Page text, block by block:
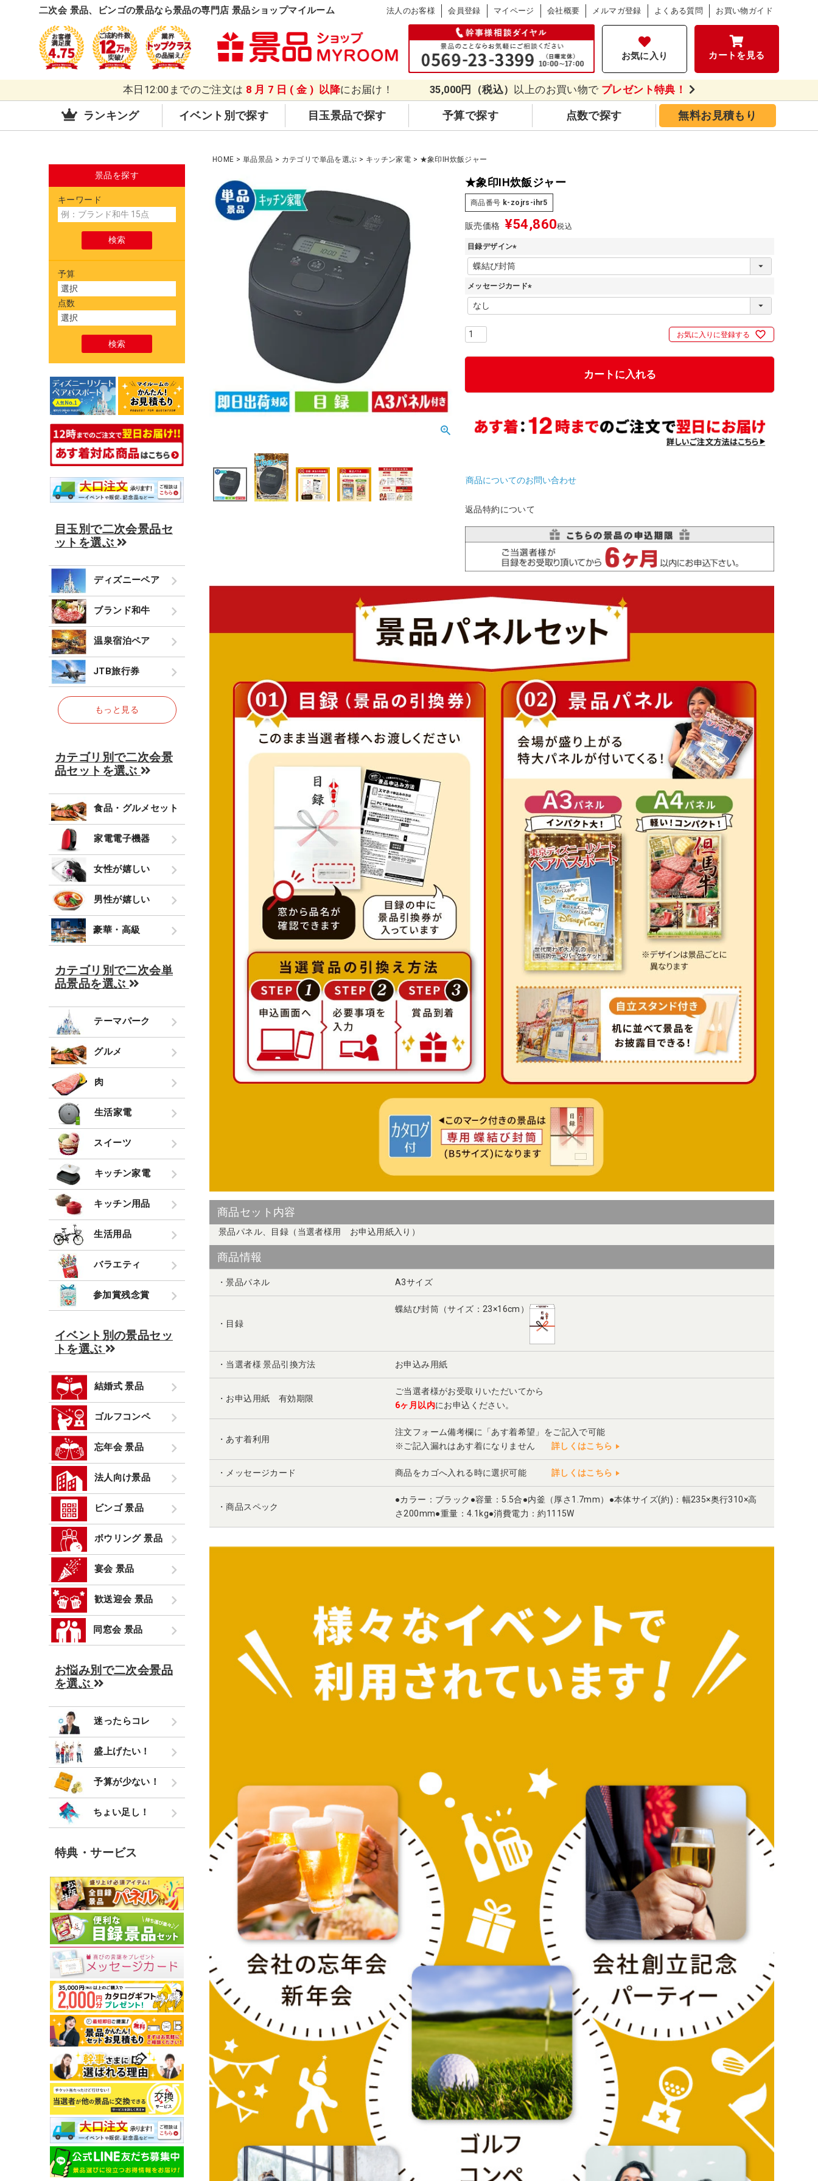
二次会 景品、ビンゴの景品なら景品の専門店 景品ショップマイルーム 法人のお客様 会員登録 マイページ 会社概要 メルマガ登録 よくある質問 お買い物ガイド
お気に入り カートを見る
本日12:00までのご注文は 8月7日(金) 以降にお届け！ 35,000円（税込） 以上のお買い物で プレゼント特典！
ランキング イベント別で探す 目玉景品で探す 予算で探す 点数で探す 無料お見積もり
景品を探す
キーワード
予算
点数
目玉別で二次会景品セ
ットを選ぶ
ディズニーペア
ブランド和牛
温泉宿泊ペア
JTB旅行券
もっと見る
カテゴリ別で二次会景
品セットを選ぶ
食品・グルメセット
家電電子機器
女性が嬉しい
男性が嬉しい
豪華・高級
カテゴリ別で二次会単
品景品を選ぶ
テーマパーク
グルメ
肉
生活家電
スイーツ
キッチン家電
キッチン用品
生活用品
バラエティ
参加賞残念賞
イベント別の景品セッ
トを選ぶ
結婚式 景品
ゴルフコンペ
忘年会 景品
法人向け景品
ビンゴ 景品
ボウリング 景品
宴会 景品
歓送迎会 景品
同窓会 景品
お悩み別で二次会景品
を選ぶ
迷ったらコレ
盛上げたい！
予算が少ない！
ちょい足し！
特典・サービス
HOME 単品景品 カテゴリで単品を選ぶ キッチン家電 ★象印IH炊飯ジャー
★象印IH炊飯ジャー
商品番号 k-zojrs-ihr5
販売価格 ¥54,860税込
目録デザイン
(
必
須
)
メッセージカード
必
お気に入りに登録する
カートに入れる
商品についてのお問い合わせ
返品特約について
商品セット内容
景品パネル、目録（当選者様用 お申込用紙入り）
商品情報
・景品パネル A3サイズ
・目録
蝶結び封筒（サイズ：23×16cm）
・当選者様 景品引換方法 お申込み用紙
・お申込用紙 有効期限
ご当選者様がお受取りいただいてから
6ヶ月以内にお申込ください。
・あす着利用
注文フォーム備考欄に「あす着希望」をご記入で可能
※ご記入漏れはあす着になりません
詳しくはこちら
・メッセージカード 商品をカゴへ入れる時に選択可能 詳しくはこちら
・商品スペック
●カラー：ブラック●容量：5.5合●内釜（厚さ1.7mm）●本体サイズ(約)：幅235×奥行310×高
さ200mm●重量：4.1kg●消費電力：約1115W